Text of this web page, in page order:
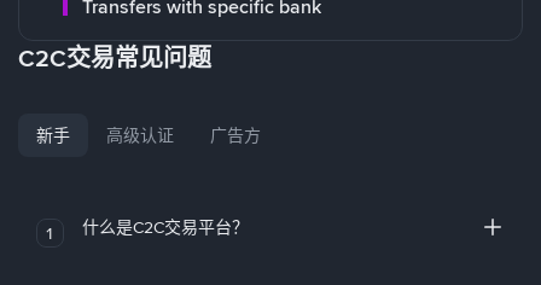
Transfers with specific bank
C2C交易常见问题
新手 高级认证 广告方
1 什么是C2C交易平台？